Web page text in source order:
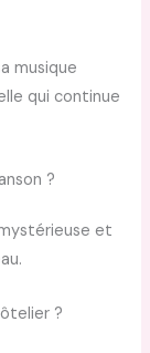
musique
qui continue
?
et
?